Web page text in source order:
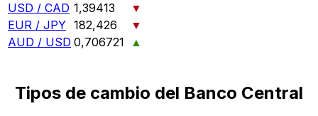
USD / CAD 1,39413
▼
EUR / JPY 182,426
▼
AUD / USD 0,706721 ▲
Tipos de cambio del Banco Central